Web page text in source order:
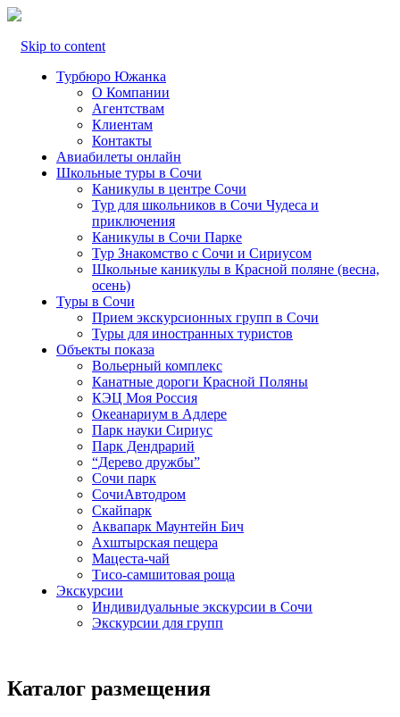
Skip to content
Турбюро Южанка
О Компании
Агентствам
Клиентам
Контакты
Авиабилеты онлайн
Школьные туры в Сочи
Каникулы в центре Сочи
Тур для школьников в Сочи Чудеса и
приключения
Каникулы в Сочи Парке
Тур Знакомство с Сочи и Сириусом
Школьные каникулы в Красной поляне (весна,
осень)
Туры в Сочи
Прием экскурсионных групп в Сочи
Туры для иностранных туристов
Объекты показа
Вольерный комплекс
Канатные дороги Красной Поляны
КЭЦ Моя Россия
Океанариум в Адлере
Парк науки Сириус
Парк Дендрарий
“Дерево дружбы”
Сочи парк
СочиАвтодром
Скайпарк
Аквапарк Маунтейн Бич
Ахштырская пещера
Мацеста-чай
Тисо-самшитовая роща
Экскурсии
Индивидуальные экскурсии в Сочи
Экскурсии для групп
Каталог размещения